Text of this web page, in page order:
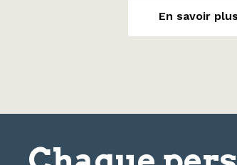
En savoir